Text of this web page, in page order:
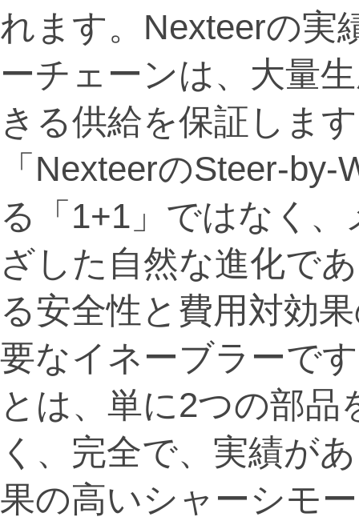
れます。Nexteerの実
ーチェーンは、大量
きる供給を保証しま
「NexteerのSteer-
る「1+1」ではなく
ざした自然な進化で
る安全性と費用対効
要なイネーブラーで
とは、単に2つの部
く、完全で、実績が
果の高いシャーシモ